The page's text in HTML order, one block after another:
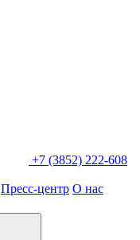
+7 (3852) 222-608
Пресс-центр О нас